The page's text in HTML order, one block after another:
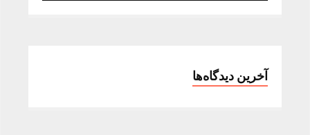
آخرین دیدگاه‌ها